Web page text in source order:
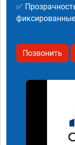
✅
Позвонить